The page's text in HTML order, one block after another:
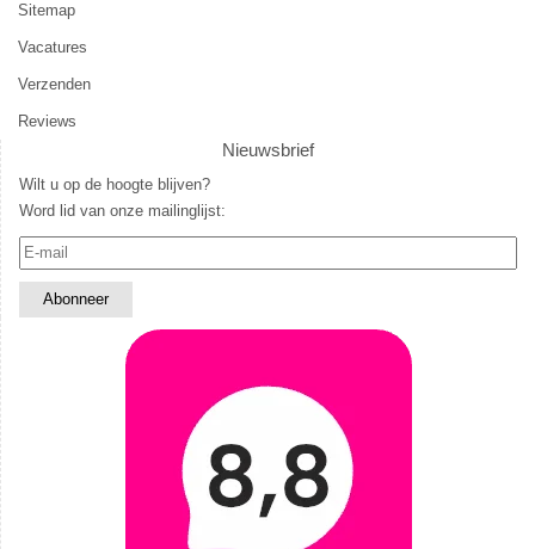
Sitemap
Vacatures
Verzenden
Reviews
Nieuwsbrief
Wilt u op de hoogte blijven?
Word lid van onze mailinglijst: